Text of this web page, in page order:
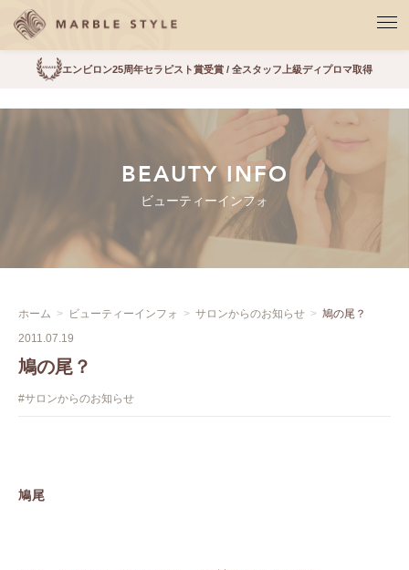
エンビロン25周年セラピスト賞受賞 / 全スタッフ上級ディプロマ取得
BEAUTY INFO
ビューティーインフォ
ホーム ビューティーインフォ サロンからのお知らせ
鳩の尾？
2011.07.19
鳩の尾？
#サロンからのお知らせ
鳩尾